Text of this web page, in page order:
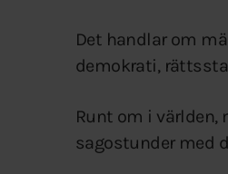
Det handlar om
demokrati,
Runt om i världen,
sagostunder med